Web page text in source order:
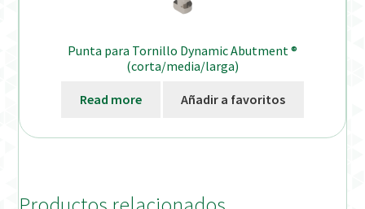
Punta para Tornillo Dynamic Abutment ®
(corta/media/larga)
Read more Añadir a favoritos